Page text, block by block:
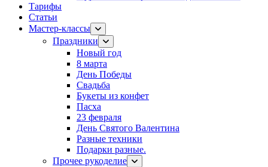
Тарифы
Статьи
Мастер-классы
Праздники
Новый год
8 марта
День Победы
Свадьба
Букеты из конфет
Пасха
23 февраля
День Святого Валентина
Разные техники
Подарки разные.
Прочее рукоделие